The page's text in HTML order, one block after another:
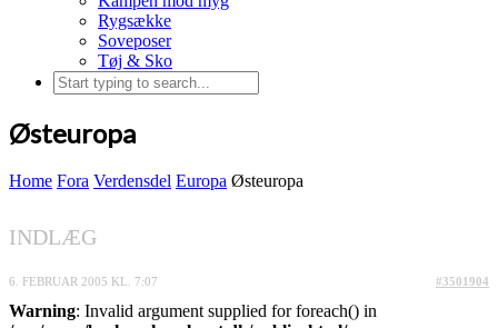
Rygsække
Soveposer
Tøj & Sko
Østeuropa
Home Fora Verdensdel Europa Østeuropa
INDLÆG
6. FEBRUAR 2005 KL. 7:07 #3501904
Warning: Invalid argument supplied for foreach() in